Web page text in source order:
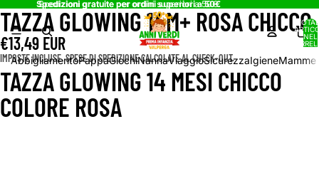
Spedizioni gratuite per ordini superiori a 50€
Spedizioni gratuite per ordini superiori a 50€
NEL
AbbigliamentoPappaGiochiNannaViaggioSicurezzaIgieneMamme
APRI
IMMAGINE
A
SCHERMO
INTERO
TAZZA GLOWING 14M+ ROSA CHICCO
€13,49 EUR
IMPOSTE INCLUSE. SPESE DI SPEDIZIONE CALCOLATE AL CHECK-OUT.
TAZZA GLOWING 14 MESI CHICCO
COLORE ROSA